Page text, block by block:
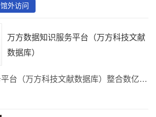
馆外访问
万方数据知识服务平台（万方科技文献
数据库）
万方数据知识服务平台（万方科技文献数据库）整合数亿条优质学术资源，集成期刊、学位、会议、科技报告、专利、视频等十余种资源类型，提供海量资源的一站式检索发现。